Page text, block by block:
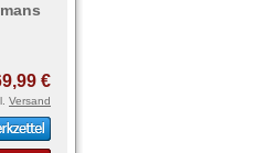
€
Versand